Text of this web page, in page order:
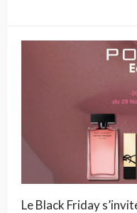
Le Black Friday